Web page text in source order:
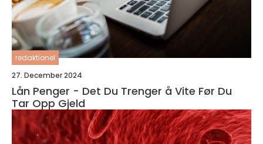
redaktionel
27. December 2024
Lån Penger - Det Du Trenger å Vite Før Du
Tar Opp Gjeld